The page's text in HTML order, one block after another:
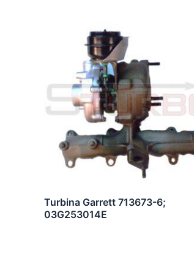
Turbina Garrett 713673-6;
03G253014E